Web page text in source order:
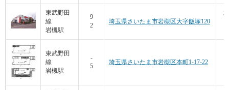
東武野田
線
岩槻駅
9
2
埼玉県さいたま市岩槻区大字飯塚120
東武野田
線
岩槻駅
-
5
埼玉県さいたま市岩槻区本町1-17-22